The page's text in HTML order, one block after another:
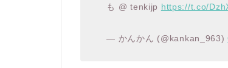
も @ tenkijp https://t.co/
— かんかん (@kankan_963)